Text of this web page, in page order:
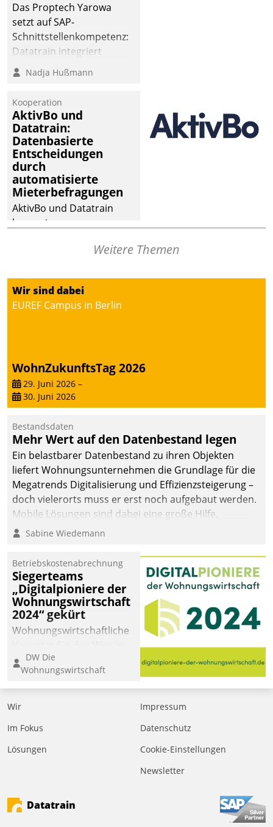
Das Proptech Yarowa
setzt auf SAP-
Schnittstellenkompetenz:
Datatrain integriert
Yarowas Portal zur
Vergabe und Verwaltung
operativen
Instandhaltung in die
SAP-Systemlandschaft
deutscher
Wohnungsunternehmen
– und beschleunigt damit
den Weg vom
Mieteranliegen zum
Dienstleisterauftrag.
Nadja Hußmann
Kooperation
AktivBo und
Datatrain:
Datenbasierte
Entscheidungen
durch
automatisierte
Mieterbefragungen
AktivBo und Datatrain
kooperieren –
profitieren: Die nahtlose
von AktivBo und
Datatrain ermöglicht
automatisiert ausgelöste,
intelligente,
datengestützte
Entscheidungen.
Weitere Themen
Wir sind dabei
EUREF Campus in Berlin
WohnZukunftsTag 2026
29. Juni 2026 –
30. Juni 2026
Bestandsdaten
Mehr Wert auf den Datenbestand legen
Ein belastbarer Datenbestand zu ihren Objekten
liefert Wohnungsunternehmen die Grundlage für die
Megatrends Digitalisierung und Effizienzsteigerung –
doch vielerorts muss er erst noch aufgebaut werden.
Mobile Lösungen sind dabei eine große Hilfe.
Sabine Wiedemann
Betriebskostenabrechnung
Siegerteams
„Digitalpioniere der
Wohnungswirtschaft
2024“ gekürt
Wohnungswirtschaftliche
eine digitale Zukunft zu
finden, ist das Ziel des
Awards „Digitalpioniere
der
Bewerben können sich
dafür ein Team
DW Die
Wohnungswirtschaft
Wir
Im Fokus
Lösungen
Impressum
Datenschutz
Cookie-Einstellungen
Newsletter
Datatrain